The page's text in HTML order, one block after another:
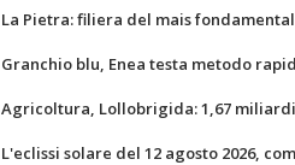
La Pietra: filiera del mais
Granchio blu, Enea testa metodo
Agricoltura, Lollobrigida: 1,67
L'eclissi solare del 12 agosto 2026,